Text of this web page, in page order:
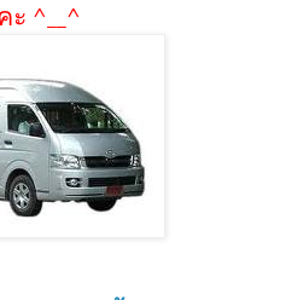
^__^